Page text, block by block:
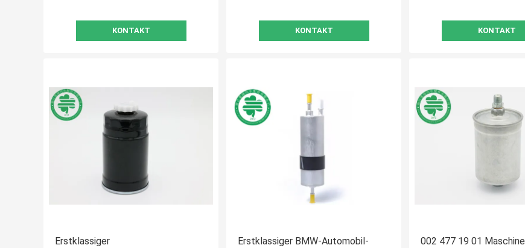
KONTAKT KONTAKT KONTAKT
Erstklassiger
Erstklassiger BMW-Automobil-
002 477 19 01 Maschine